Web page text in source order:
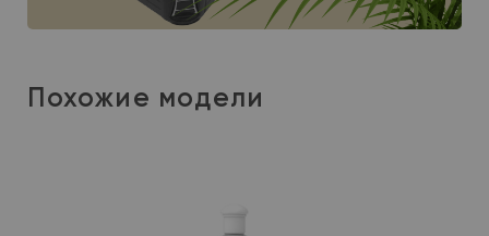
Похожие модели